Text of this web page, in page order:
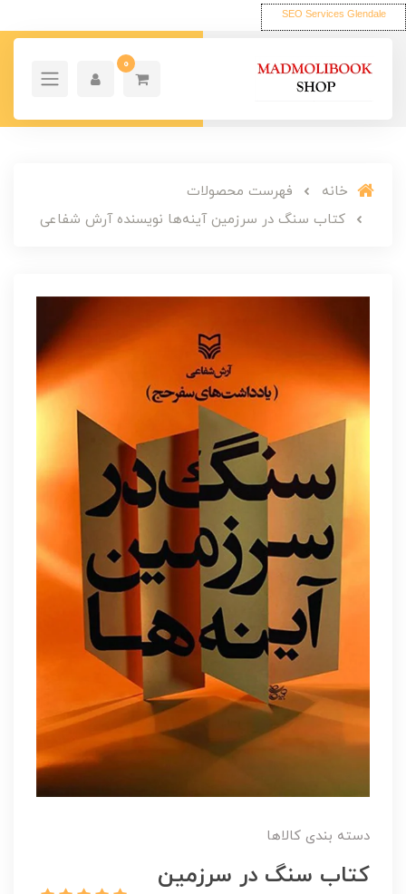
SEO Services Glendale
0
خانه
فهرست محصولات
کتاب سنگ در سرزمین آینه‌ها نویسنده آرش شفاعی
دسته بندی کالاها
کتاب سنگ در سرزمین